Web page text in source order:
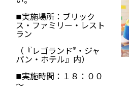
■実施場所：ブリック
ス・ファミリー・レスト
ラン
（『レゴランド®・ジャ
パン・ホテル』内）
■実施時間：１８：００
～